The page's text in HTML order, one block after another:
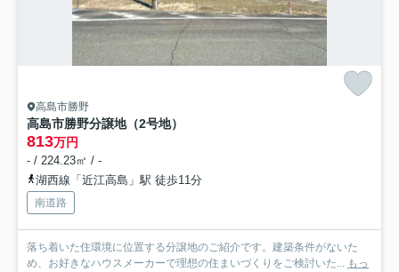
高島市勝野
高島市勝野分譲地（2号地）
813万円
- / 224.23㎡ / -
湖西線「近江高島」駅 徒歩11分
南道路
落ち着いた住環境に位置する分譲地のご紹介です。建築条件がないた
め、お好きなハウスメーカーで理想の住まいづくりをご検討いた... もっ